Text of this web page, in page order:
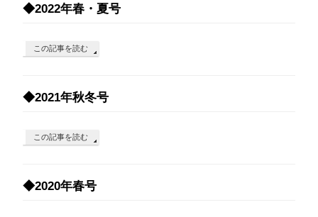
◆2022年春・夏号
この記事を読む
◆2021年秋冬号
この記事を読む
◆2020年春号